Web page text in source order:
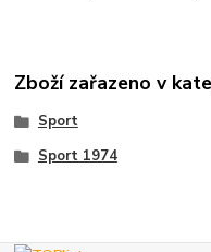
Zboží zařazeno v
Sport
Sport 1974